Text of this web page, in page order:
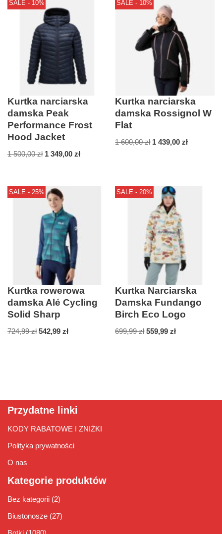
SALE - 10%
Kurtka narciarska
damska Peak
Performance Frost
Hood Jacket
1 500,00zł 1 349,00 zł
SALE - 10%
Kurtka narciarska
damska Rossignol W
Flat
1 600,00zł 1 439,00zł
SALE - 25%
Kurtka rowerowa
damska Alé Cycling
Solid Sharp
724,99zł 542,99 zł
SALE - 20%
Kurtka Narciarska
Damska Fundango
Birch Eco Logo
699,99zł 559,99zł
Przydatne linki
KODY RABATOWE I ZNIŻKI
Polityka prywatności
O nas
Kategorie produktów
Bez kategorii (2)
Biustonosze (27)